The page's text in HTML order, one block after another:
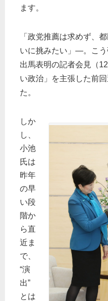
ます。
「政党推薦は求めず、
いに挑みたい」―。こ
出馬表明の記者会見（
い政治」を主張した前
た。
しか
し、
小池
氏は
昨年
の早
い段
階か
ら直
近ま
で、
“演
出”
とは